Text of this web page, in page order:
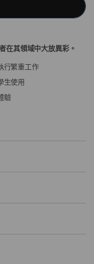
在其領域中大放異彩。
行繁重工作
生使用
驗